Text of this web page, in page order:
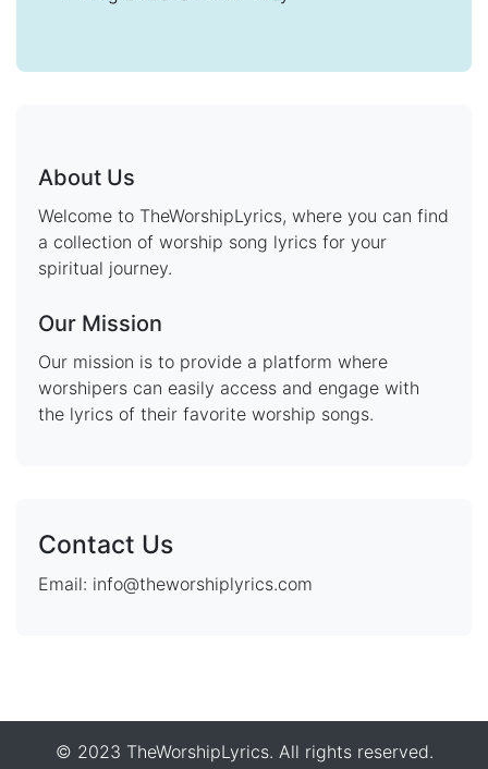
About Us
Welcome to TheWorshipLyrics, where you can find
a collection of worship song lyrics for your
spiritual journey.
Our Mission
Our mission is to provide a platform where
worshipers can easily access and engage with
the lyrics of their favorite worship songs.
Contact Us
Email: info@theworshiplyrics.com
© 2023 TheWorshipLyrics. All rights reserved.